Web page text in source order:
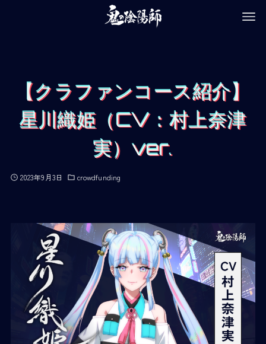
【クラファンコース紹介】
星川織姫（CV：村上奈津
実）ver.
2023年9月3日 crowdfunding